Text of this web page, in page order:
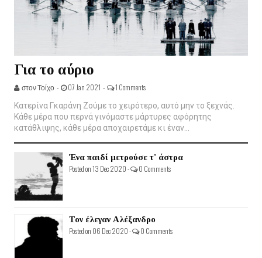
Για το αύριο
στον Τοίχο - 07 Jan 2021 - 1 Comments
Κατερίνα Γκαράνη Ζούμε το χειρότερο, αυτό μην το ξεχνάς.
Κάθε μέρα που περνά γινόμαστε μάρτυρες αφόρητης
κατάθλιψης, κάθε μέρα αποχαιρετάμε κι έναν...
Ένα παιδί μετρούσε τ' άστρα
Posted on 13 Dec 2020 - 0 Comments
Τον έλεγαν Αλέξανδρο
Posted on 06 Dec 2020 - 0 Comments